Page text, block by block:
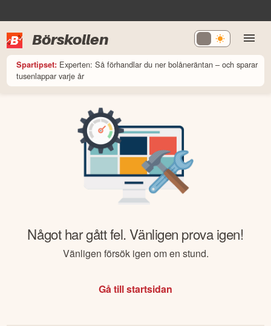
Börskollen
Spartipset: Experten: Så förhandlar du ner bolåneräntan – och sparar
tusenlappar varje år
Något har gått fel. Vänligen prova igen!
Vänligen försök igen om en stund.
Gå till startsidan